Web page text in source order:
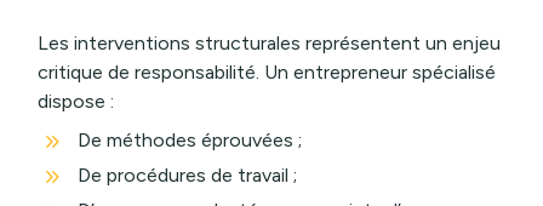
Les interventions structurales représentent un enjeu
critique de responsabilité. Un entrepreneur spécialisé
dispose :
9 De méthodes éprouvées ;
9 De procédures de travail ;